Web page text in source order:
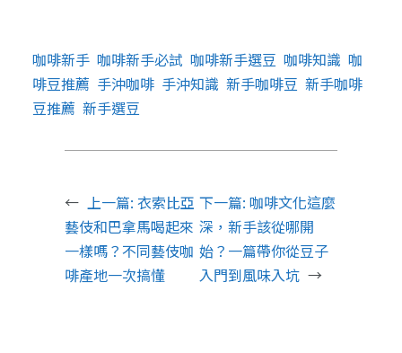
咖啡新手 咖啡新手必試 咖啡新手選豆 咖啡知識 咖
啡豆推薦 手沖咖啡 手沖知識 新手咖啡豆 新手咖啡
豆推薦 新手選豆
← 上一篇: 衣索比亞
藝伎和巴拿馬喝起來
一樣嗎？不同藝伎咖
啡產地一次搞懂
下一篇: 咖啡文化這麼
深，新手該從哪開
始？一篇帶你從豆子
入門到風味入坑 →